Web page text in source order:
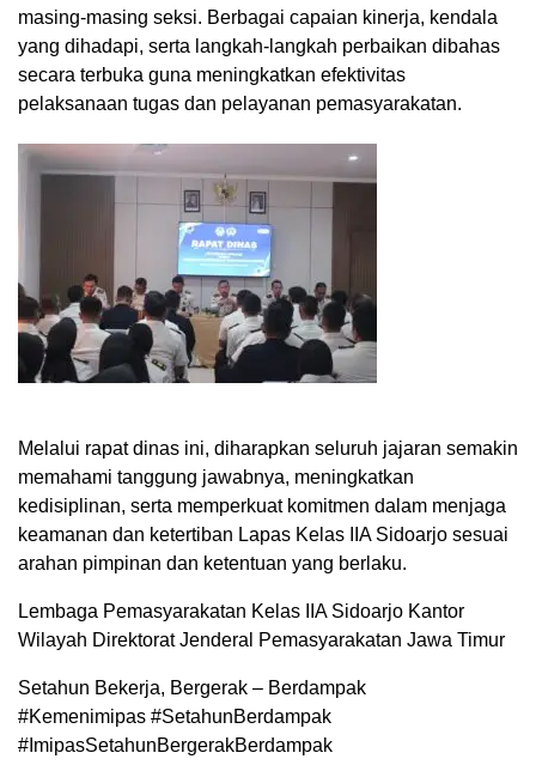
masing-masing seksi. Berbagai capaian kinerja, kendala
yang dihadapi, serta langkah-langkah perbaikan dibahas
secara terbuka guna meningkatkan efektivitas
pelaksanaan tugas dan pelayanan pemasyarakatan.
Melalui rapat dinas ini, diharapkan seluruh jajaran semakin
memahami tanggung jawabnya, meningkatkan
kedisiplinan, serta memperkuat komitmen dalam menjaga
keamanan dan ketertiban Lapas Kelas IIA Sidoarjo sesuai
arahan pimpinan dan ketentuan yang berlaku.
Lembaga Pemasyarakatan Kelas IIA Sidoarjo Kantor
Wilayah Direktorat Jenderal Pemasyarakatan Jawa Timur
Setahun Bekerja, Bergerak – Berdampak
#Kemenimipas #SetahunBerdampak
#ImipasSetahunBergerakBerdampak